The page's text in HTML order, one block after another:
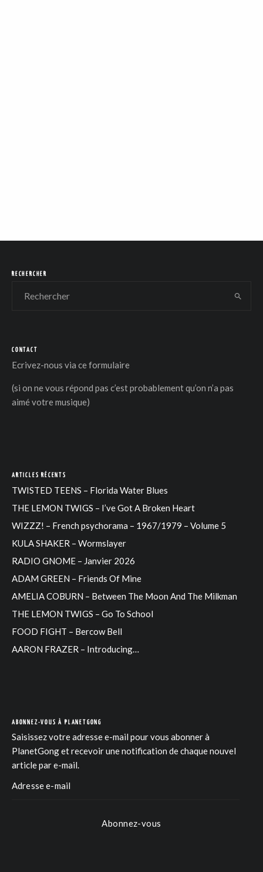
RECHERCHER
CONTACT
Ecrivez-nous via ce formulaire
(si on ne vous répond pas c’est probablement qu’on n’a pas
aimé votre musique)
ARTICLES RÉCENTS
TWISTED TEENS – Florida Water Blues
THE LEMON TWIGS – I’ve Got A Broken Heart
WIZZZ! – French psychorama – 1967/1979 – Volume 5
KULA SHAKER – Wormslayer
RADIO GNOME – Janvier 2026
ADAM GREEN – Friends Of Mine
AMELIA COBURN – Between The Moon And The Milkman
THE LEMON TWIGS – Go To School
FOOD FIGHT – Bercow Bell
AARON FRAZER – Introducing…
ABONNEZ-VOUS À PLANETGONG
Saisissez votre adresse e-mail pour vous abonner à
PlanetGong et recevoir une notification de chaque nouvel
article par e-mail.
Abonnez-vous